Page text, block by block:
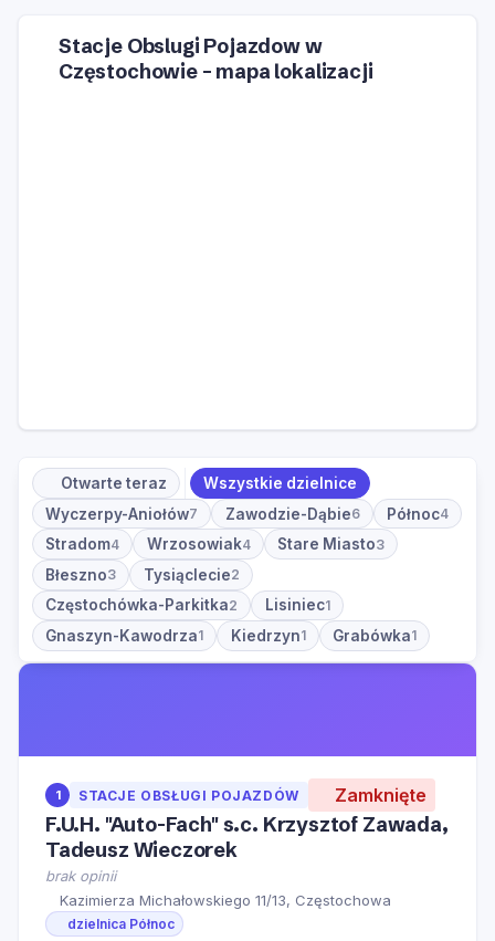
Otwarte teraz
Wszystkie dzielnice
Wyczerpy-Aniołów7 Zawodzie-Dąbie6 Północ4
Stradom4 Wrzosowiak4 Stare Miasto3
Błeszno3 Tysiąclecie2
Częstochówka-Parkitka2 Lisiniec1
Gnaszyn-Kawodrza1 Kiedrzyn1 Grabówka1
1 STACJE OBSŁUGI POJAZDÓW Zamknięte
F.U.H. "Auto-Fach" s.c. Krzysztof Zawada,
Tadeusz Wieczorek
brak opinii
Kazimierza Michałowskiego 11/13, Częstochowa
dzielnica Północ
Stacje Obslugi Pojazdow w
Częstochowie – mapa lokalizacji